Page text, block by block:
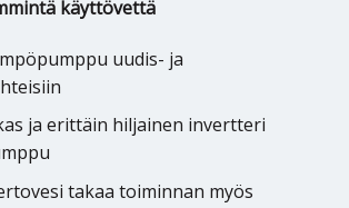
käyttövettä
uudis- ja
ja erittäin hiljainen invertteri
takaa toiminnan myös